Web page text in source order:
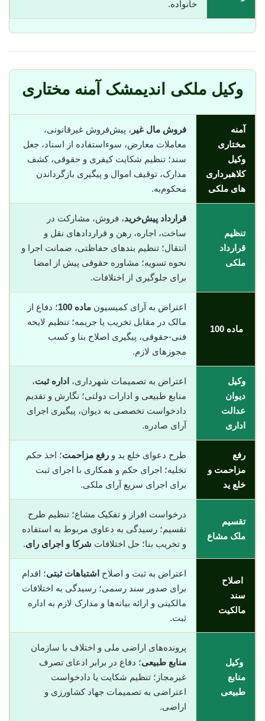
خانواده.
وکیل ملکی اندیمشک آمنه مختاری
آمنه
مختاری
وکیل
کلاهبرداری
های ملکی
فروش مال غیر ، پیش‌فروش غیرقانونی،
معاملات معارض، سوء‌استفاده از اسناد، جعل
سند؛ تنظیم شکایت کیفری و حقوقی، کشف
مدارک، توقیف اموال و پیگیری بازگرداندن
محکوم‌به.
تنظیم
قرارداد
ملکی
قرارداد پیش‌خرید، فروش، مشارکت در
ساخت، اجاره، رهن و قراردادهای نقل و
انتقال؛ تنظیم بندهای حفاظتی، ضمانت اجرا و
نحوه تسویه؛ مشاوره حقوقی پیش از امضا
برای جلوگیری از اختلافات.
ماده 100
اعتراض به آرای کمیسیون ماده 100
؛ دفاع از
مالک در مقابل تخریب یا جریمه؛ تنظیم لایحه
فنی-حقوقی، پیگیری اصلاح بنا و کسب
مجوزهای لازم.
وکیل
دیوان
عدالت
اداری
اعتراض به تصمیمات شهرداری، اداره ثبت،
منابع طبیعی و ادارات دولتی؛ نگارش و تقدیم
دادخواست تخصصی به دیوان، پیگیری اجرای
آرای صادره.
رفع
مزاحمت و
خلع ید
طرح دعوای خلع ید و رفع مزاحمت؛ اخذ حکم
تخلیه؛ اجرای حکم و همکاری با اجرای ثبت
برای اجرای سریع آرای ملکی.
تقسیم
ملک مشاع
درخواست افراز و تفکیک مشاع؛ تنظیم طرح
تقسیم؛ رسیدگی به دعاوی مربوط به استفاده
و تخریب بنا؛ حل اختلافات شرکا و اجرای رای.
اصلاح
سند
مالکیت
اعتراض به ثبت و اصلاح اشتباهات ثبتی؛ اقدام
برای صدور سند رسمی؛ رسیدگی به اختلافات
مالکیتی و ارائه بیانه‌ها و مدارک لازم به اداره
ثبت.
وکیل
منابع
طبیعی
پرونده‌های اراضی ملی و اختلاف با سازمان
منابع طبیعی؛ دفاع در برابر ادعای تصرف
غیرمجاز؛ تنظیم شکایت یا دادخواست
اعتراضی به تصمیمات جهاد کشاورزی و
اراضی.